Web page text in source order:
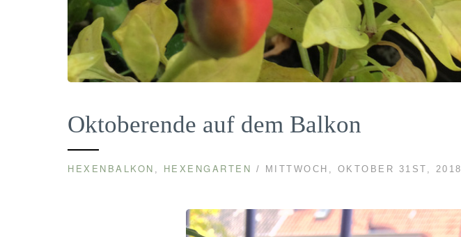
Oktoberende auf dem Balkon
HEXENBALKON , HEXENGARTEN / MITTWOCH, OKTOBER 31ST, 2018